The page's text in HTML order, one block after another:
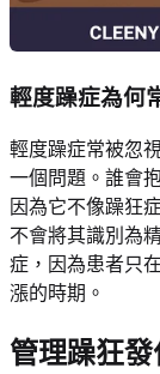
輕度躁症為何
輕度躁症常被忽
一個問題。誰會
因為它不像躁狂
不會將其識別為
症，因為患者只
漲的時期。
管理躁狂